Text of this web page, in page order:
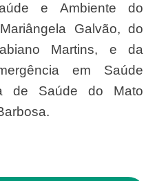
e Ambiente do
Galvão, do
Martins, e da
em Saúde
de Saúde do Mato